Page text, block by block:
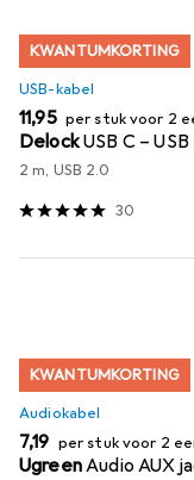
KWANTUMKORTING
USB-kabel
EUR
11,95 per stuk voor 2
DelockUSB C –
2 m, USB 2.0
30
KWANTUMKORTING
Audiokabel
EUR
7,19 per stuk voor 2
UgreenAudio AUX